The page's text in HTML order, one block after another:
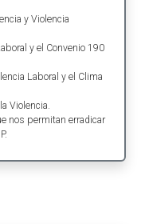
y Violencia
y el Convenio 190
Laboral y el Clima
Violencia.
nos permitan erradicar